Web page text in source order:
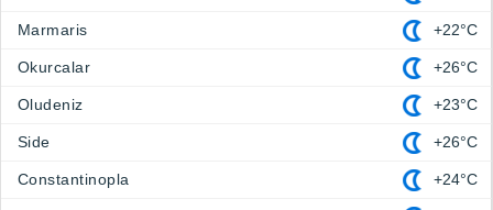
Marmaris +22°C
Okurcalar +26°C
Oludeniz +23°C
Side +26°C
Constantinopla +24°C